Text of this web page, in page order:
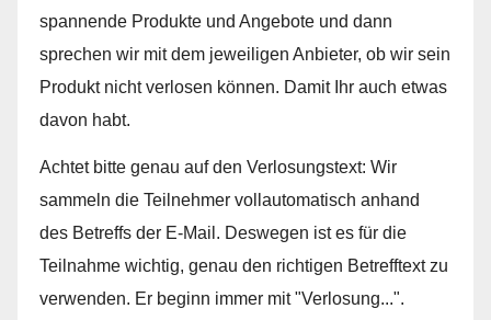
spannende Produkte und Angebote und dann
sprechen wir mit dem jeweiligen Anbieter, ob wir sein
Produkt nicht verlosen können. Damit Ihr auch etwas
davon habt.
Achtet bitte genau auf den Verlosungstext: Wir
sammeln die Teilnehmer vollautomatisch anhand
des Betreffs der E-Mail. Deswegen ist es für die
Teilnahme wichtig, genau den richtigen Betrefftext zu
verwenden. Er beginn immer mit "Verlosung...".